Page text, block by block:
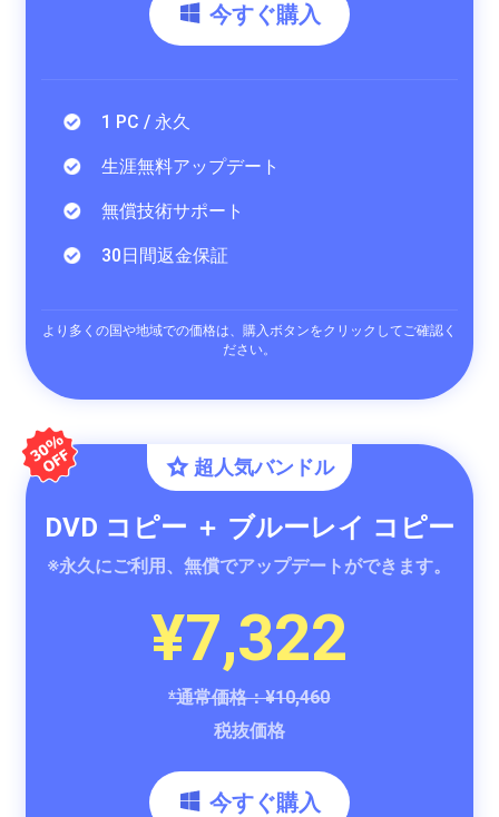
今すぐ購入
1 PC / 永久
生涯無料アップデート
無償技術サポート
30日間返金保証
より多くの国や地域での価格は、購入ボタンをクリックしてご確認く
ださい。
超人気バンドル
DVD コピー ＋ ブルーレイ コピー
※永久にご利用、無償でアップデートができます。
¥7,322
*通常価格：¥10,460
税抜価格
今すぐ購入